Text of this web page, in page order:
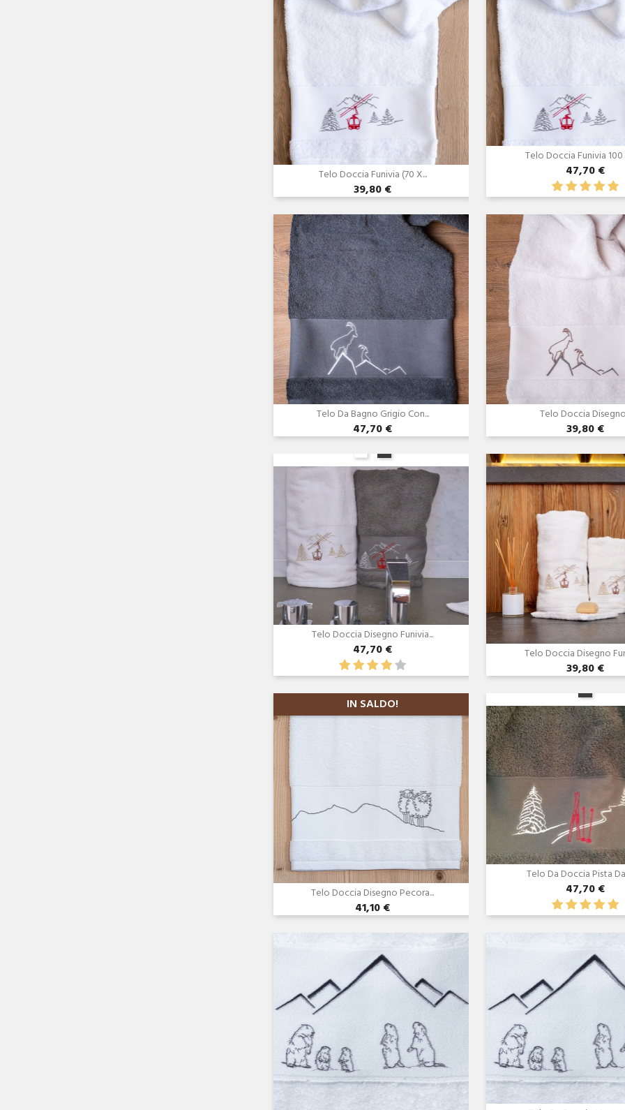
Telo Doccia Funivia (70 X...
39,80 €
Telo Doccia Funivia 100
47,70 €
Anteprima
Telo Da Bagno Grigio Con...
47,70 €
Anteprima
Telo Doccia
39,80 €
Anteprima
Telo Doccia Disegno Funivia...
47,70 €
Anteprima
Telo Doccia Disegno
39,80 €
Anteprima
Telo Doccia Disegno Pecora...
41,10 €
IN SALDO!
Anteprima
Telo Da Doccia Pista Da
47,70 €
Anteprima Anteprima